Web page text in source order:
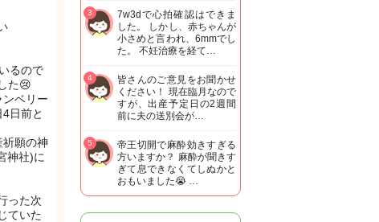
るので
た😢
ベリー
日前と
願の神
神社)に
った次
ていた
7w3dで心拍確認はできま
した。 しかし、赤ちゃんが
小さめと言われ、6mmでし
た。 不妊治療を経て…
3
皆さんのご意見をお聞かせ
ください！ 現在臨月なので
すが、出産予定日の2週間
前に夫の送別会が…
4
帝王切開で麻酔効きすぎる
方いますか？ 麻酔が聞きす
ぎて息できなくてしぬかと
おもいました😭 …
5